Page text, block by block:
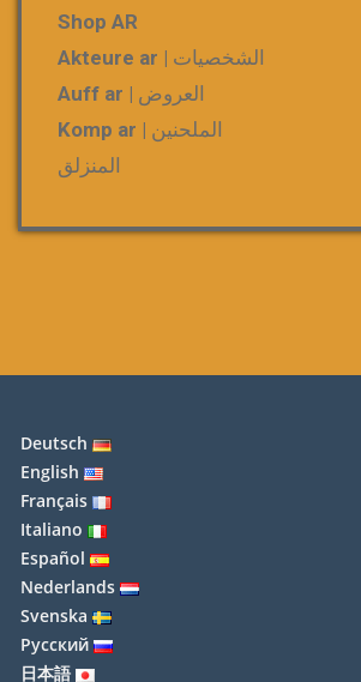
Shop AR
الشخصيات | Akteure ar
العروض | Auff ar
الملحنين | Komp ar
المنزلق
Deutsch
English
Français
Italiano
Español
Nederlands
Svenska
Русский
日本語